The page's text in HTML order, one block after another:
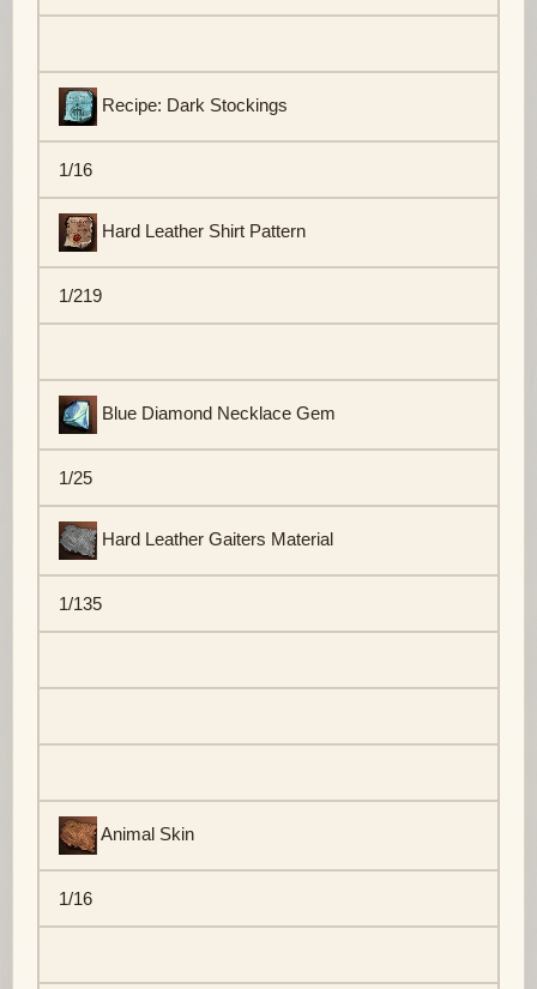
Recipe: Dark Stockings
1/16
Hard Leather Shirt Pattern
1/219
Blue Diamond Necklace Gem
1/25
Hard Leather Gaiters Material
1/135
Animal Skin
1/16